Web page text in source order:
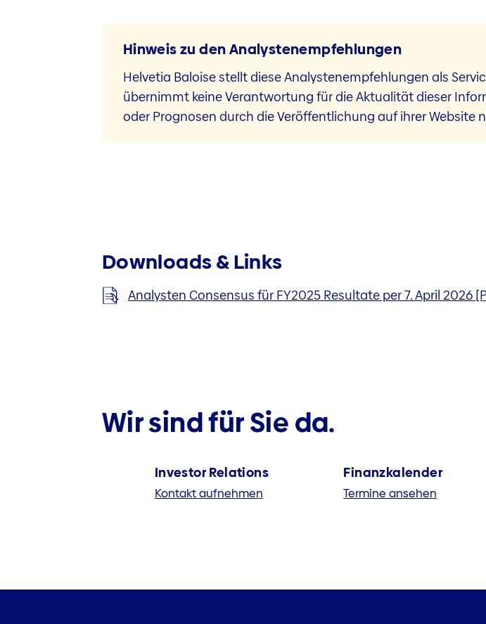
Hinweis zu den Analystenempfehlungen
Helvetia Baloise stellt diese Analystenempfehlungen als
übernimmt keine Verantwortung für die Aktualität dieser
oder Prognosen durch die Veröffentlichung auf ihrer Website
Downloads & Links
Analysten Consensus für FY2025 Resultate per 7. April 2026
Wir sind für Sie da.
Investor Relations
Kontakt aufnehmen
Finanzkalender
Termine ansehen